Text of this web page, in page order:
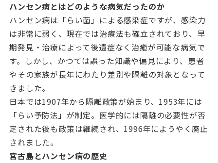
ハンセン病とはどのような病気だったのか
ハンセン病は「らい菌」による感染症ですが、感染力
は非常に弱く、現在では治療法も確立されており、早
期発見・治療によって後遺症なく治癒が可能な病気で
す。しかし、かつては誤った知識や偏見により、患者
やその家族が長年にわたり差別や隔離の対象となって
きました。
日本では1907年から隔離政策が始まり、1953年には
「らい予防法」が制定。医学的には隔離の必要性が否
定された後も政策は継続され、1996年にようやく廃止
されました。
宮古島とハンセン病の歴史